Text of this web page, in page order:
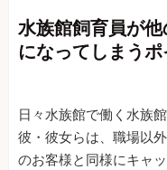
水族館飼育員が
になってしまうポ
日々水族館で働く水族
彼・彼女らは、職場以
のお客様と同様にキャ